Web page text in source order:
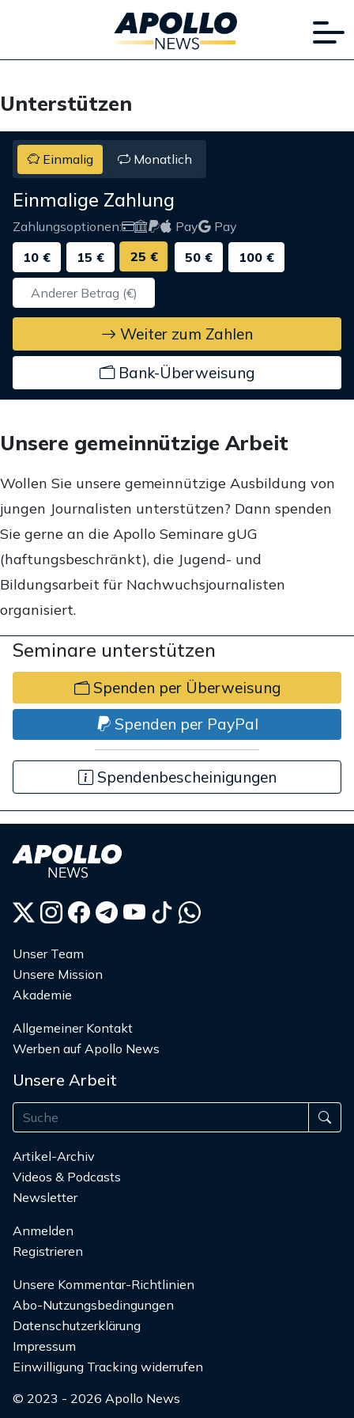
Unterstützen
Einmalig Monatlich
Einmalige Zahlung
Zahlungsoptionen: Pay
Pay
10 €
15 € 25 € 50 € 100 €
Weiter zum Zahlen
Bank-Überweisung
Unsere gemeinnützige Arbeit
Wollen Sie unsere gemeinnützige Ausbildung von
jungen Journalisten unterstützen? Dann spenden
Sie gerne an die Apollo Seminare gUG
(haftungsbeschränkt), die Jugend- und
Bildungsarbeit für Nachwuchsjournalisten
organisiert.
Seminare unterstützen
Spenden per Überweisung
Spenden per PayPal
Spendenbescheinigungen
Unser Team
Unsere Mission
Akademie
Allgemeiner Kontakt
Werben auf Apollo News
Unsere Arbeit
Artikel-Archiv
Videos & Podcasts
Newsletter
Anmelden
Registrieren
Unsere Kommentar-Richtlinien
Abo-Nutzungsbedingungen
Datenschutzerklärung
Impressum
Einwilligung Tracking widerrufen
© 2023 - 2026 Apollo News